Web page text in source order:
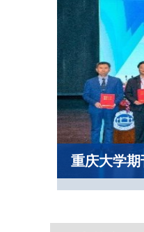
重庆大学